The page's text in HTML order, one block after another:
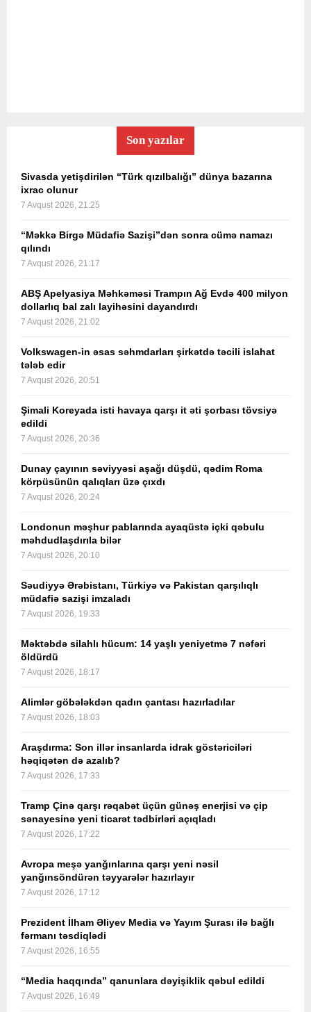
Son yazılar
Sivasda yetişdirilən “Türk qızılbalığı” dünya bazarına
ixrac olunur
7 Avqust 2026, 21:25
“Məkkə Birgə Müdafiə Sazişi”dən sonra cümə namazı
qılındı
7 Avqust 2026, 21:17
ABŞ Apelyasiya Məhkəməsi Trampın Ağ Evdə 400 milyon
dollarlıq bal zalı layihəsini dayandırdı
7 Avqust 2026, 21:02
Volkswagen-in əsas səhmdarları şirkətdə təcili islahat
tələb edir
7 Avqust 2026, 20:51
Şimali Koreyada isti havaya qarşı it əti şorbası tövsiyə
edildi
7 Avqust 2026, 20:36
Dunay çayının səviyyəsi aşağı düşdü, qədim Roma
körpüsünün qalıqları üzə çıxdı
7 Avqust 2026, 20:24
Londonun məşhur pablarında ayaqüstə içki qəbulu
məhdudlaşdırıla bilər
7 Avqust 2026, 20:10
Səudiyyə Ərəbistanı, Türkiyə və Pakistan qarşılıqlı
müdafiə sazişi imzaladı
7 Avqust 2026, 19:33
Məktəbdə silahlı hücum: 14 yaşlı yeniyetmə 7 nəfəri
öldürdü
7 Avqust 2026, 18:17
Alimlər göbələkdən qadın çantası hazırladılar
7 Avqust 2026, 18:03
Araşdırma: Son illər insanlarda idrak göstəriciləri
həqiqətən də azalıb?
7 Avqust 2026, 17:33
Tramp Çinə qarşı rəqabət üçün günəş enerjisi və çip
sənayesinə yeni ticarət tədbirləri açıqladı
7 Avqust 2026, 17:22
Avropa meşə yanğınlarına qarşı yeni nəsil
yanğınsöndürən təyyarələr hazırlayır
7 Avqust 2026, 17:12
Prezident İlham Əliyev Media və Yayım Şurası ilə bağlı
fərmanı təsdiqlədi
7 Avqust 2026, 16:55
“Media haqqında” qanunlara dəyişiklik qəbul edildi
7 Avqust 2026, 16:49